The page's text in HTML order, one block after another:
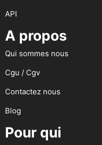
API
A propos
Qui sommes nous
Cgu / Cgv
Contactez nous
Blog
Pour qui